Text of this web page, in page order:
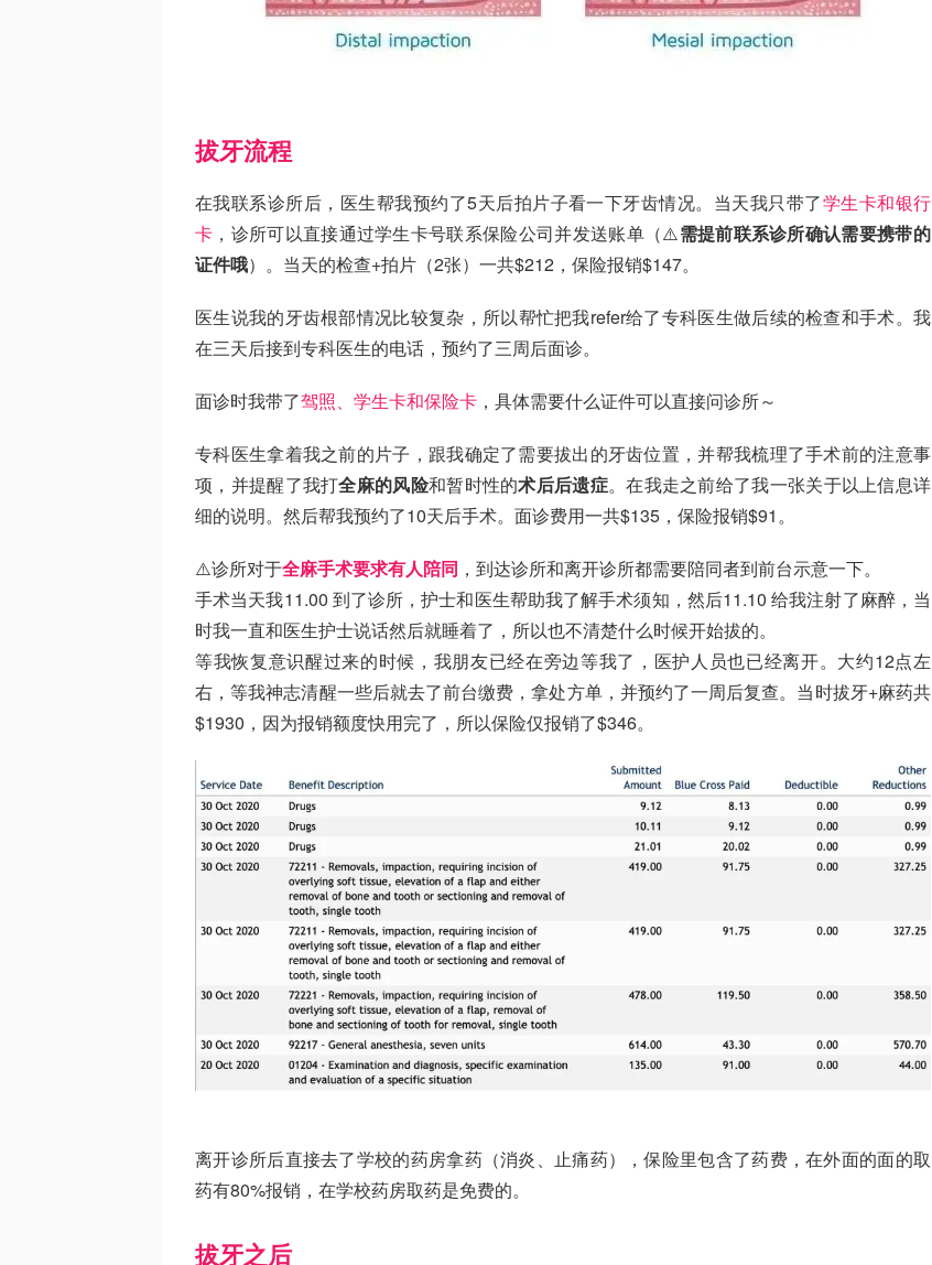
拔牙流程
在我联系诊所后，医生帮我预约了5天后拍片子看一下牙齿情况。当天我只带了学生卡和银行
卡 ，诊所可以直接通过学生卡号联系保险公司并发送账单（⚠️需提前联系诊所确认需要携带的
证件哦）。当天的检查+拍片（2张）一共$212，保险报销$147。
医生说我的牙齿根部情况比较复杂，所以帮忙把我refer给了专科医生做后续的检查和手术。我
在三天后接到专科医生的电话，预约了三周后面诊。
面诊时我带了驾照、学生卡和保险卡 ，具体需要什么证件可以直接问诊所～
专科医生拿着我之前的片子，跟我确定了需要拔出的牙齿位置，并帮我梳理了手术前的注意事
项，并提醒了我打全麻的风险和暂时性的术后后遗症。在我走之前给了我一张关于以上信息详
细的说明。然后帮我预约了10天后手术。面诊费用一共$135，保险报销$91。
⚠️诊所对于全麻手术要求有人陪同 ，到达诊所和离开诊所都需要陪同者到前台示意一下。
手术当天我11.00 到了诊所，护士和医生帮助我了解手术须知，然后11.10 给我注射了麻醉，当
时我一直和医生护士说话然后就睡着了，所以也不清楚什么时候开始拔的。
等我恢复意识醒过来的时候，我朋友已经在旁边等我了，医护人员也已经离开。大约12点左
右，等我神志清醒一些后就去了前台缴费，拿处方单，并预约了一周后复查。当时拔牙+麻药共
$1930，因为报销额度快用完了，所以保险仅报销了$346。
离开诊所后直接去了学校的药房拿药（消炎、止痛药），保险里包含了药费，在外面的面的取
药有80%报销，在学校药房取药是免费的。
拔牙之后